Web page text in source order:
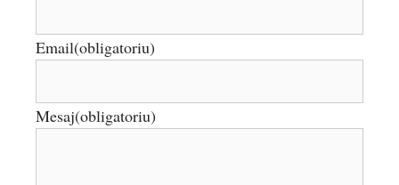
Email(obligatoriu)
Mesaj(obligatoriu)